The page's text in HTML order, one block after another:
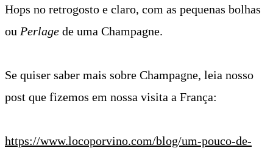
Hops no retrogosto e claro, com as pequenas bolhas
ou Perlage de uma Champagne.
Se quiser saber mais sobre Champagne, leia nosso
post que fizemos em nossa visita a França:
https://www.locoporvino.com/blog/um-pouco-de-